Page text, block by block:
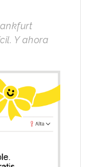
Y ahora